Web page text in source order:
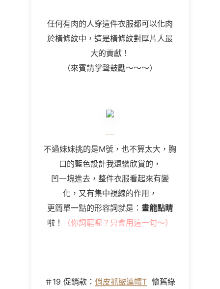
任何有肉的人穿這件衣服都可以化肉
於橫條紋中，這是橫條紋對厚片人最
大的貢獻！
（來賓請掌聲鼓勵～～～）
不過妹妹挑的是M號，也不算太大，胸
口的藍色設計我還蠻欣賞的，
凹一塊進去，整件衣服看起來有變
化，又有集中視線的作用，
更簡單一點的形容詞就是： 畫龍點睛
啦！
（你詞窮喔？只會用這一句～）
＃19 促銷款： 俏皮抓皺連帽T 懷舊綠